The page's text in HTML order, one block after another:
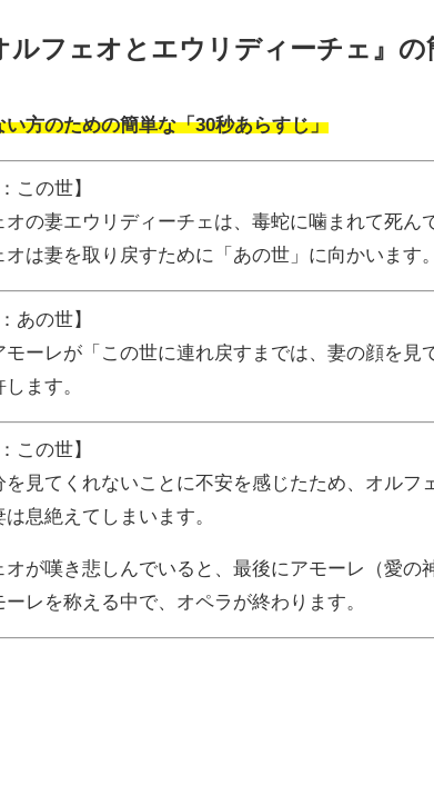
ルフェオとエウリディーチェ』
い方のための簡単な「30秒あらすじ」
この世】
オの妻エウリディーチェは、毒蛇に噛まれて死ん
オは妻を取り戻すために「あの世」に向かいます。
あの世】
モーレが「この世に連れ戻すまでは、妻の顔を
ます。
この世】
を見てくれないことに不安を感じたため、オルフ
息絶えてしまいます。
オが嘆き悲しんでいると、最後にアモーレ（愛の
ーレを称える中で、オペラが終わります。